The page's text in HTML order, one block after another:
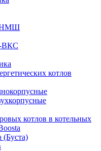
НМШ
ВКС
котлов
котлов в котельных
(Буста)